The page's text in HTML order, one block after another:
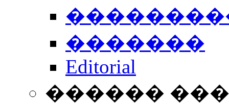
�������
Editorial
������